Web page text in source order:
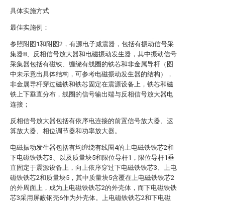
具体实施方式
最佳实施例：
参照附图1和附图2，有源电子减震器，包括有振动信号采
集器8、反相信号放大器和电磁振动发生器，其中振动信号
采集器包括有磁铁、缠绕有线圈的铁芯和非金属导杆（图
中未示意出具体结构，可参考电磁振动发生器的结构），
非金属导杆穿过磁铁和铁芯固定在震源设备上，铁芯和磁
铁上下垂直分布，线圈的信号输出端与反相信号放大器电
连接；
反相信号放大器包括有依序电连接的前置信号放大器、运
算放大器、相位调节器和功率放大器。
电磁振动发生器包括有均缠绕有线圈4的上电磁铁铁芯2和
下电磁铁铁芯3、以及质量块5和限位导杆1，限位导杆1垂
直固定于震源设备上，向上依序穿过下电磁铁铁芯3、上电
磁铁铁芯2和质量块5，其中质量块5含覆在上电磁铁铁芯2
的外周面上，成为上电磁铁铁芯2的外壳体，而下电磁铁铁
芯3采用屏蔽钢壳6作为外壳体。上电磁铁铁芯2和下电磁